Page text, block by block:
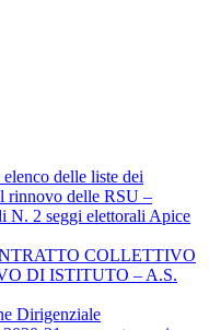
delle liste dei
rinnovo delle RSU –
N. 2 seggi elettorali Apice
COLLETTIVO
DI ISTITUTO – A.S.
Dirigenziale